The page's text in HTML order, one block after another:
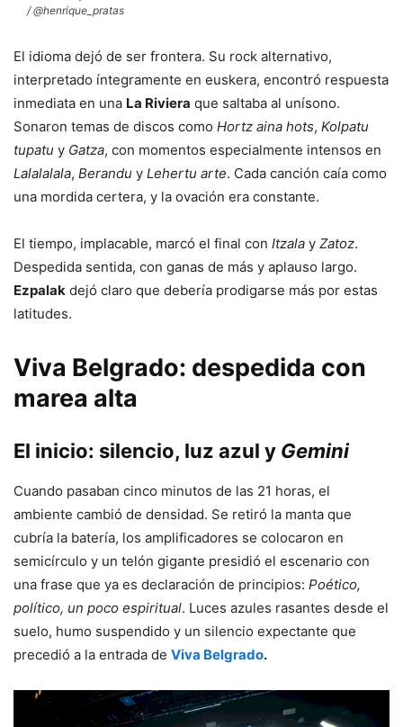
/ @henrique_pratas
El idioma dejó de ser frontera. Su rock alternativo,
interpretado íntegramente en euskera, encontró respuesta
inmediata en una La Riviera que saltaba al unísono.
Sonaron temas de discos como Hortz aina hots, Kolpatu
tupatu y Gatza, con momentos especialmente intensos en
Lalalalala, Berandu y Lehertu arte. Cada canción caía como
una mordida certera, y la ovación era constante.
El tiempo, implacable, marcó el final con Itzala y Zatoz.
Despedida sentida, con ganas de más y aplauso largo.
Ezpalak dejó claro que debería prodigarse más por estas
latitudes.
Viva Belgrado: despedida con
marea alta
El inicio: silencio, luz azul y Gemini
Cuando pasaban cinco minutos de las 21 horas, el
ambiente cambió de densidad. Se retiró la manta que
cubría la batería, los amplificadores se colocaron en
semicírculo y un telón gigante presidió el escenario con
una frase que ya es declaración de principios: Poético,
político, un poco espiritual. Luces azules rasantes desde el
suelo, humo suspendido y un silencio expectante que
precedió a la entrada de Viva Belgrado.